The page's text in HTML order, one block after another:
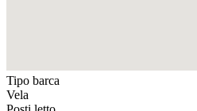
Tipo barca
Vela